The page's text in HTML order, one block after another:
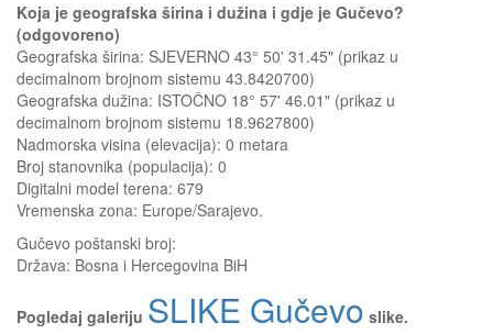
Koja je geografska širina i dužina i gdje je Gučevo?
(odgovoreno)
Geografska širina: SJEVERNO 43° 50' 31.45" (prikaz u
decimalnom brojnom sistemu 43.8420700)
Geografska dužina: ISTOČNO 18° 57' 46.01" (prikaz u
decimalnom brojnom sistemu 18.9627800)
Nadmorska visina (elevacija): 0 metara
Broj stanovnika (populacija): 0
Digitalni model terena: 679
Vremenska zona: Europe/Sarajevo.
Gučevo poštanski broj:
Država: Bosna i Hercegovina BiH
Pogledaj galeriju SLIKE Gučevo slike.